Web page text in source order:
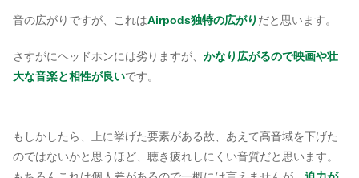
音の広がりですが、これはAirpods独特の広がり だと思います。
さすがにヘッドホンには劣りますが、 かなり広がるので映画や壮
大な音楽と相性が良いです。
もしかしたら、上に挙げた要素がある故、あえて高音域を下げた
のではないかと思うほど、聴き疲れしにくい音質だと思います。